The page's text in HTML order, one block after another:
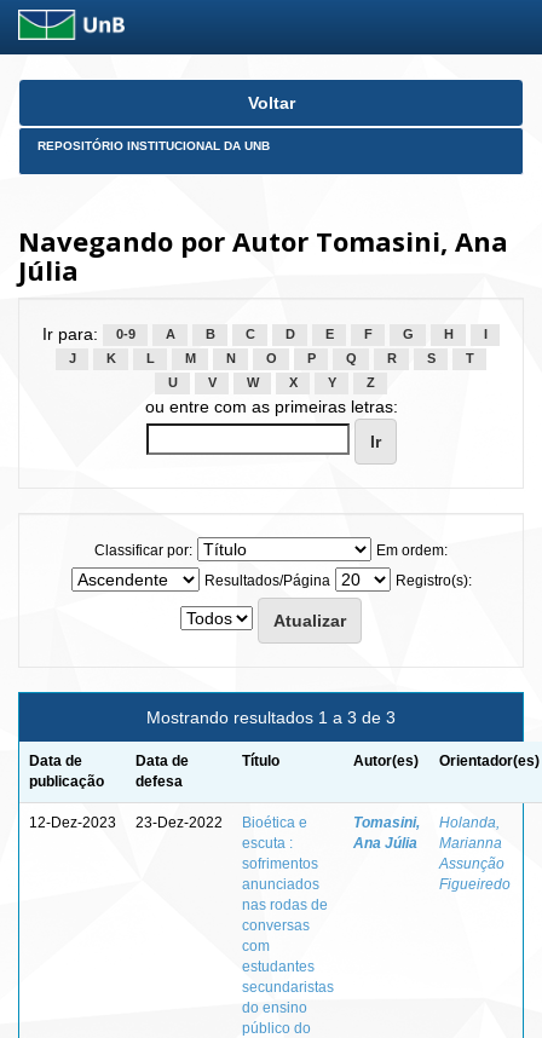
Skip
Voltar
REPOSITÓRIO INSTITUCIONAL DA UNB
Navegando por Autor Tomasini, Ana
Júlia
Ir para: 0-9 A B C D E F G H
J
K L M N O P Q R S
T
U
V W X Y Z
ou entre com as primeiras letras:
Classificar por:
Em ordem:
Resultados/Página
Registro(s):
Mostrando resultados 1 a 3 de 3
Data de
publicação
Data de
defesa
Título Autor(es) Orientador(es)
12-Dez-2023 23-Dez-2022
Bioética e
escuta :
sofrimentos
anunciados
nas rodas de
conversas
com
estudantes
secundaristas
do ensino
público do
Tomasini,
Ana Júlia
Holanda,
Marianna
Assunção
Figueiredo